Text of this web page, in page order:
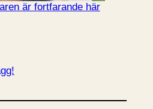
är fortfarande här